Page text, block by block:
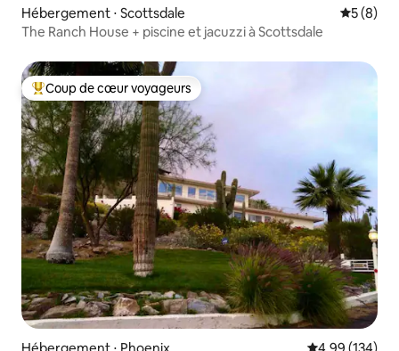
Hébergement ⋅ Scottsdale
5 (8)
The Ranch House + piscine et jacuzzi à Scottsdale
Coups de cœur voyageurs les plus appréciés
Coup de cœur voyageurs